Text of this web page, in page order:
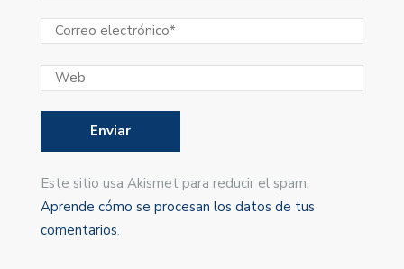
Este sitio usa Akismet para reducir el spam.
Aprende cómo se procesan los datos de tus
comentarios.